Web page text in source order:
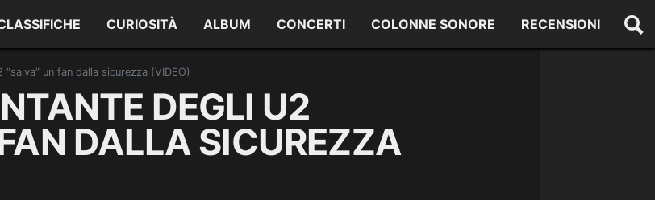
CURIOSITÀ ALBUM CONCERTI COLONNE SONORE RECENSIONI
un fan dalla sicurezza (VIDEO)
DEGLI U2
DALLA SICUREZZA